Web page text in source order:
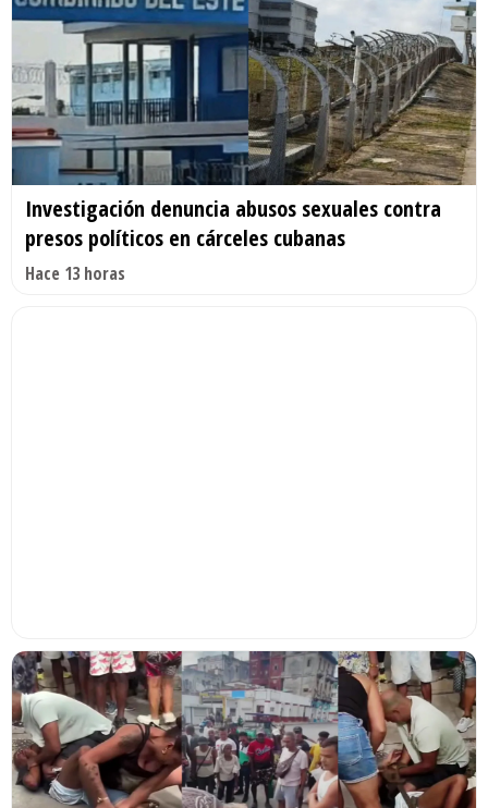
Investigación denuncia abusos sexuales contra
presos políticos en cárceles cubanas
Hace 13 horas